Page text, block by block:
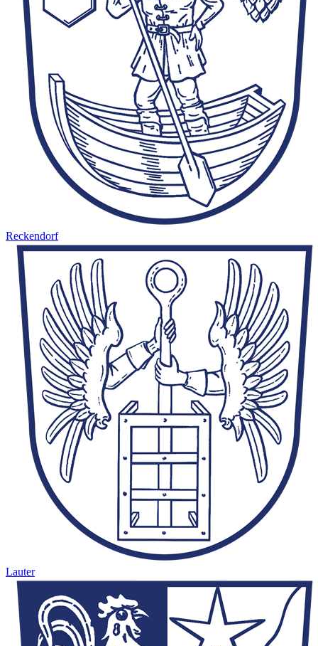
Reckendorf
Lauter